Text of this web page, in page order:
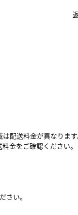
配送料金が異なります
金をご確認ください。
さい。